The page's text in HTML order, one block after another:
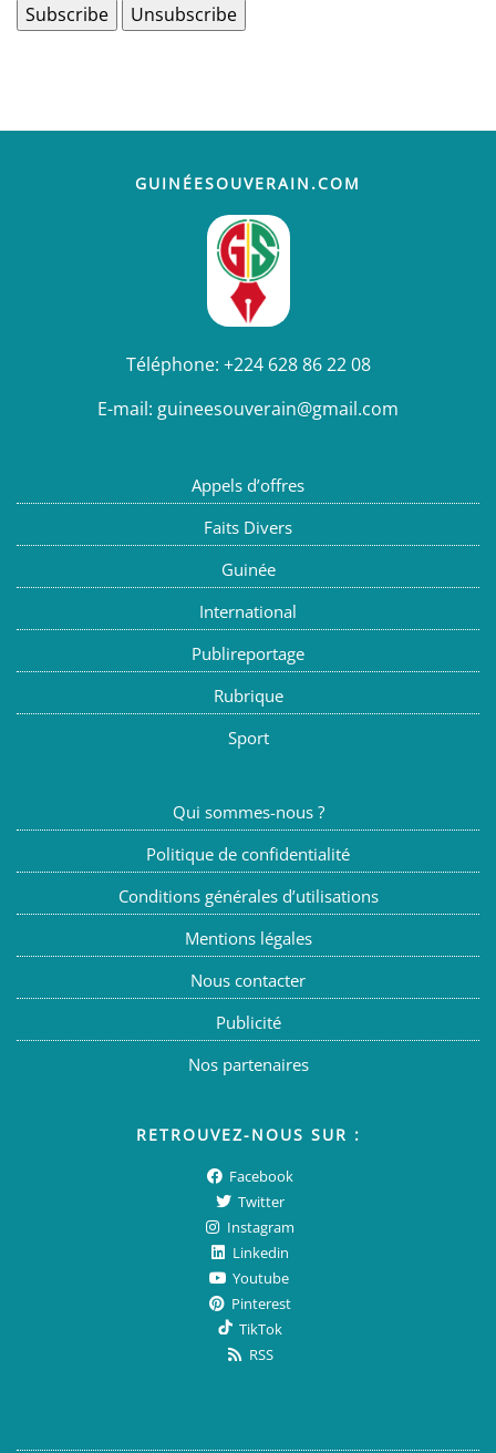
GUINÉESOUVERAIN.COM
Téléphone: +224 628 86 22 08
E-mail: guineesouverain@gmail.com
Appels d’offres
Faits Divers
Guinée
International
Publireportage
Rubrique
Sport
Qui sommes-nous ?
Politique de confidentialité
Conditions générales d’utilisations
Mentions légales
Nous contacter
Publicité
Nos partenaires
RETROUVEZ-NOUS SUR :
Facebook
Twitter
Instagram
Linkedin
Youtube
Pinterest
TikTok
RSS